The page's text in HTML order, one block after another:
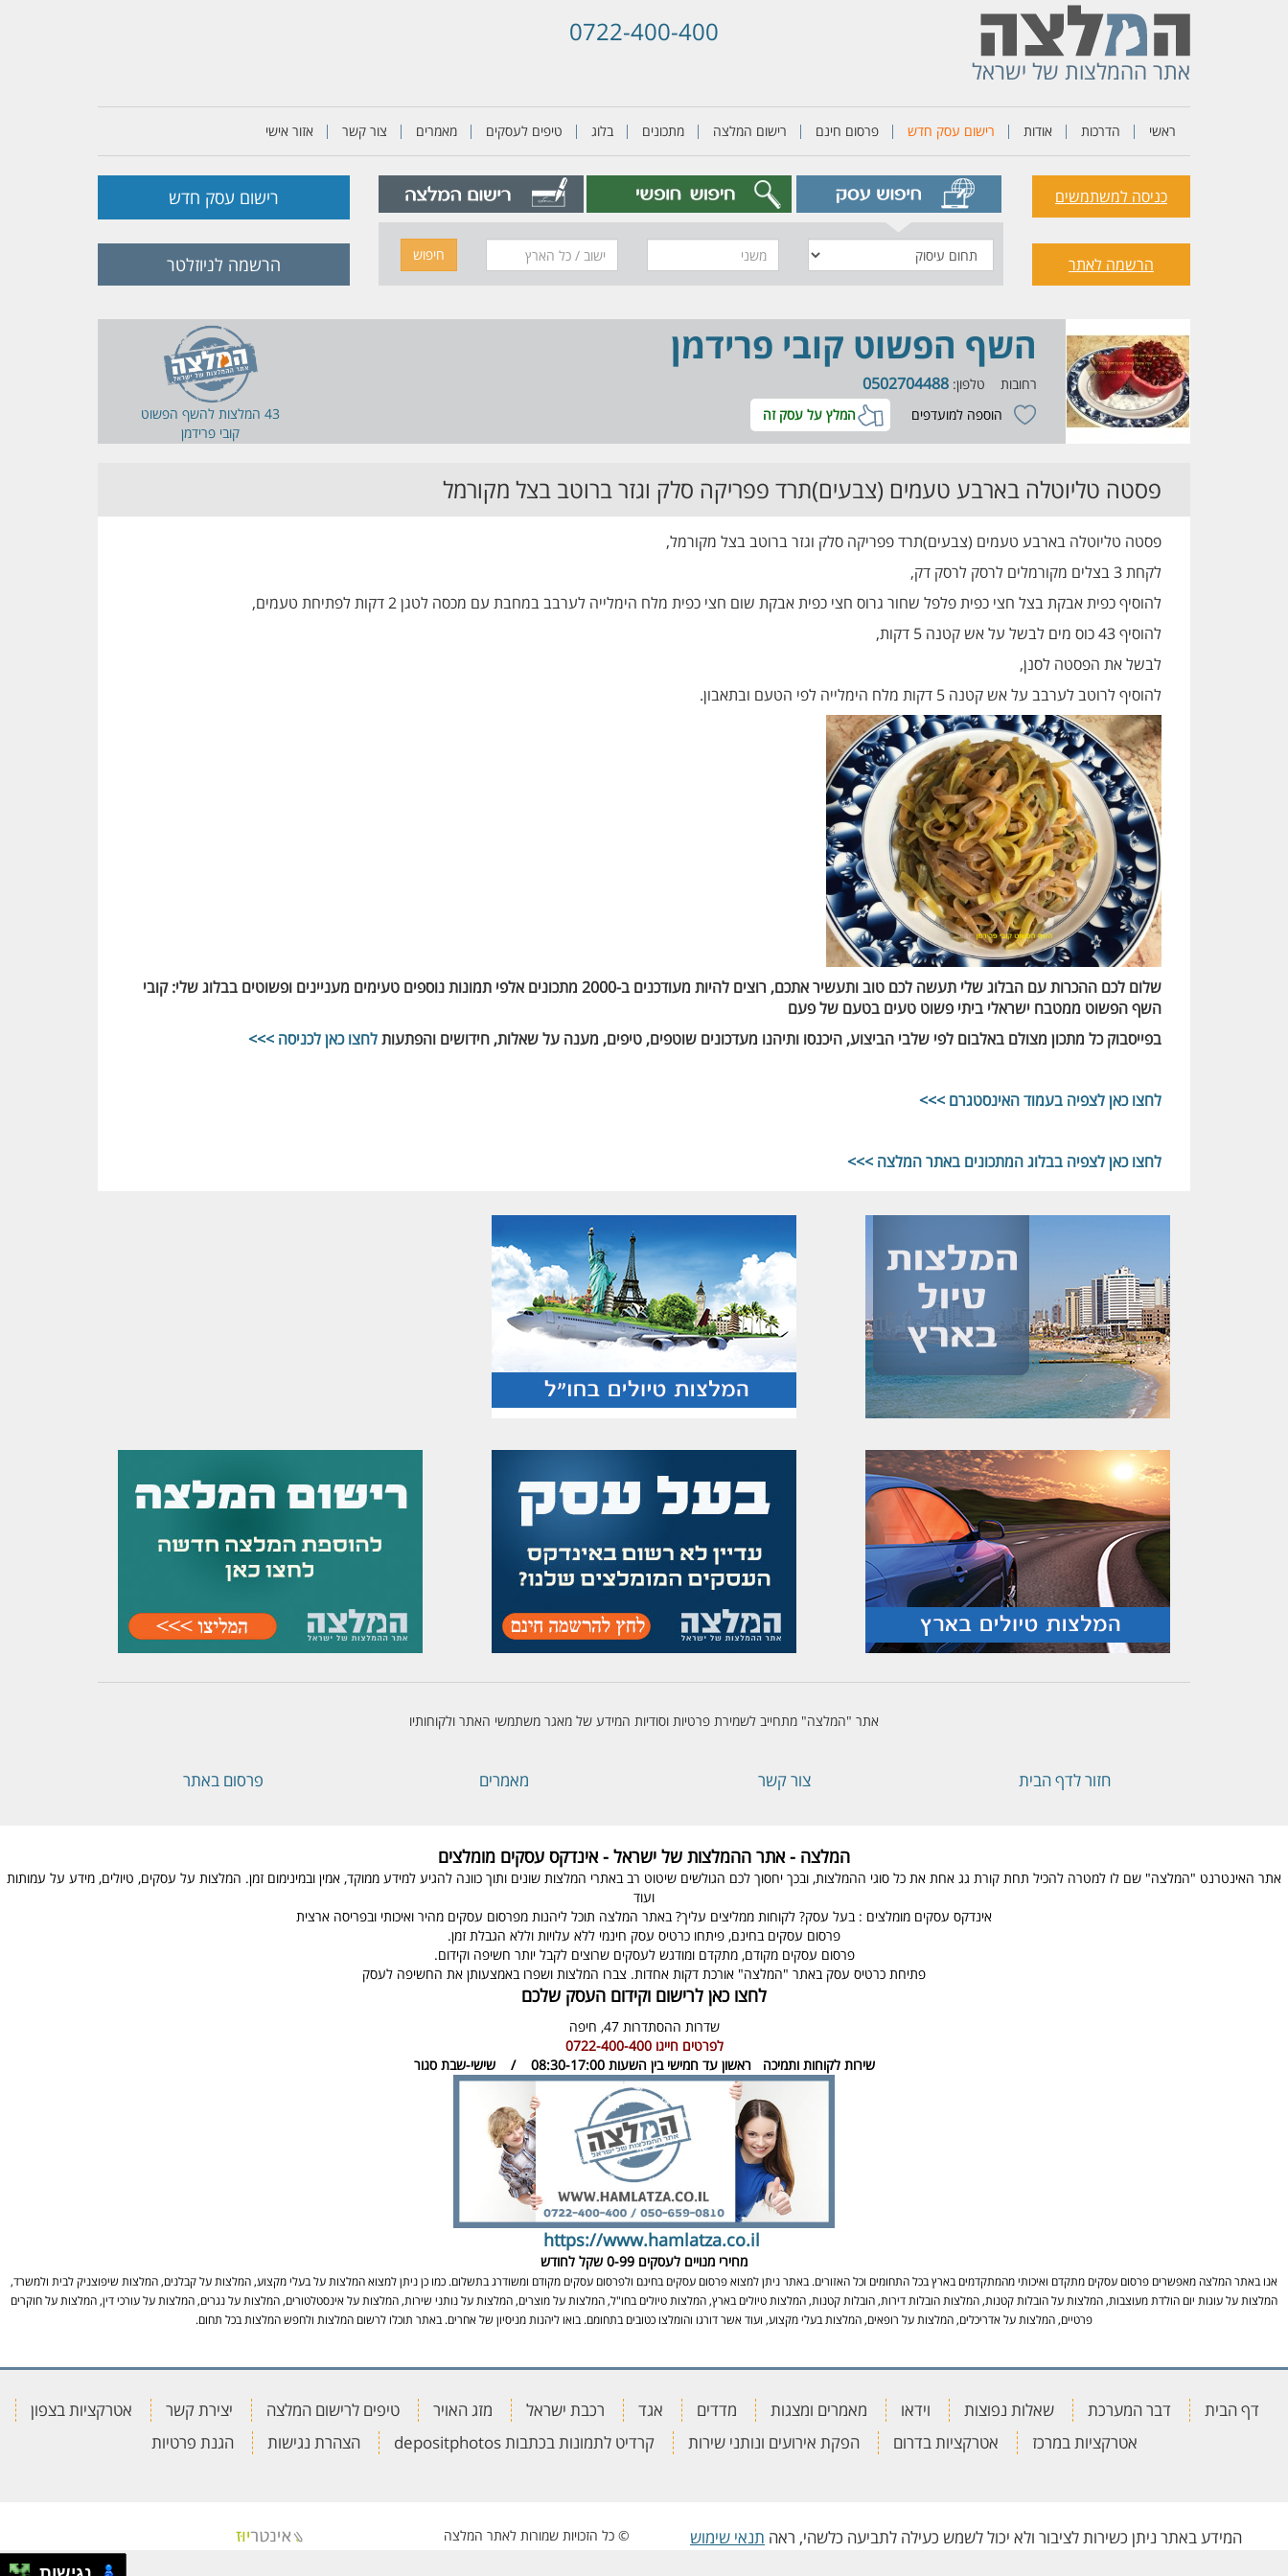
אתר ההמלצות של ישראל
0722-400-400
ראשי הדרכות אודות רישום עסק חדש פרסום חינם רישום המלצה מתכונים בלוג טיפים לעסקים מאמרים צור קשר אזור אישי
עיסוק
חיפוש
כניסה למשתמשים
הרשמה לאתר
רישום עסק חדש
הרשמה לניוזלטר
השף הפשוט קובי פרידמן
רחובות טלפון: 0502704488
הוספה למועדפים המלץ על עסק זה 43 המלצות ל
השף הפשוט
קובי פרידמן
פסטה טליוטלה בארבע טעמים (צבעים)תרד פפריקה סלק וגזר ברוטב בצל מקורמל
פסטה טליוטלה בארבע טעמים (צבעים)תרד פפריקה סלק וגזר ברוטב בצל מקורמל,
לקחת 3 בצלים מקורמלים לרסק לרסק דק,
להוסיף כפית אבקת בצל חצי כפית פלפל שחור גרוס חצי כפית אבקת שום חצי כפית מלח הימלייה לערבב במחבת עם מכסה לטגן 2 דקות לפתיחת טעמים,
להוסיף 43 כוס מים לבשל על אש קטנה 5 דקות,
לבשל את הפסטה לסנן,
להוסיף לרוטב לערבב על אש קטנה 5 דקות מלח הימלייה לפי הטעם ובתאבון.
שלום לכם ההכרות עם הבלוג שלי תעשה לכם טוב ותעשיר אתכם, רוצים להיות מעודכנים ב-2000 מתכונים אלפי תמונות נוספים טעימים מעניינים ופשוטים בבלוג שלי:
קובי
השף הפשוט ממטבח ישראלי ביתי פשוט טעים בטעם של פעם
בפייסבוק כל מתכון מצולם באלבום לפי שלבי הביצוע, היכנסו ותיהנו מעדכונים שוטפים, טיפים, מענה על שאלות, חידושים והפתעותלחצו כאן לכניסה >>>
לחצו כאן לצפיה בעמוד האינסטגרם >>>
לחצו כאן לצפיה בבלוג המתכונים באתר המלצה >>>
אתר "המלצה" מתחייב לשמירת פרטיות וסודיות המידע של מאגר משתמשי האתר ולקוחותיו
חזור לדף הבית צור קשר מאמרים פרסום באתר
המלצה - אתר ההמלצות של ישראל - אינדקס עסקים מומלצים
אתר האינטרנט "המלצה" שם לו למטרה להכיל תחת קורת גג אחת את כל סוגי ההמלצות, ובכך יחסוך לכם הגולשים שיטוט רב באתרי המלצות שונים ותוך כוונה להגיע למידע ממוקד, אמין ובמינימום זמן. המלצות על עסקים, טיולים, מידע על עמותות
ועוד
אינדקס עסקים מומלצים : בעל עסק? לקוחות ממליצים עליך? באתר המלצה תוכל ליהנות מפרסום עסקים מהיר ואיכותי ובפריסה ארצית
פרסום עסקים בחינם, פיתחו כרטיס עסק חינמי ללא עלויות וללא הגבלת זמן.
פרסום עסקים מקודם, מתקדם ומודגש לעסקים שרוצים לקבל יותר חשיפה וקידום.
פתיחת כרטיס עסק באתר "המלצה" אורכת דקות אחדות. צברו המלצות ושפרו באמצעותן את החשיפה לעסק
לחצו כאן לרישום וקידום העסק שלכם
שדרות ההסתדרות 47,
חיפה
לפרטים חייגו0722-400-400
שירות לקוחות ותמיכה
ראשון עד חמישי בין השעות 08:30-17:00 / שישי-שבת סגור
https://www.hamlatza.co.il
מחירי מנויים לעסקים 0-99 שקל לחודש
אנו באתר המלצה מאפשרים פרסום עסקים מתקדם ואיכותי מהמתקדמים בארץ בכל התחומים וכל האזורים. באתר ניתן למצוא פרסום עסקים בחינם ולפרסום עסקים מקודם ומשודרג בתשלום. כמו כן ניתן למצוא המלצות על בעלי מקצוע, המלצות על קבלנים, המלצות שיפוצניק לבית ולמשרד,
המלצות על עוגות יום הולדת מעוצבות, המלצות על הובלות קטנות, המלצות הובלות דירות, הובלות קטנות, המלצות טיולים בארץ, המלצות טיולים בחו"ל, המלצות על מוצרים, המלצות על נותני שירות, המלצות על אינסטלטורים, המלצות על נגרים, המלצות על עורכי דין, המלצות על חוקרים
פרטיים, המלצות על אדריכלים, המלצות על רופאים, המלצות בעלי מקצוע, ועוד אשר דורגו והומלצו כטובים בתחומם. בואו ליהנות מניסיון של אחרים. באתר תוכלו לרשום המלצות ולחפש המלצות בכל תחום.
דף הבית דבר המערכת שאלות נפוצות וידאו מאמרים ומצגות מדדים אגד רכבת ישראל מזג האויר טיפים לרישום המלצה יצירת קשר
אטרקציות בצפון
אטרקציות במרכז
אטרקציות בדרום הפקת אירועים ונותני שירות קרדיט לתמונות בכתבות depositphotos הצהרת נגישות הגנת פרטיות
המידע באתר ניתן כשירות לציבור ולא יכול לשמש כעילה לתביעה כלשהי, ראה תנאי שימוש © כל הזכויות שמורות לאתר המלצה